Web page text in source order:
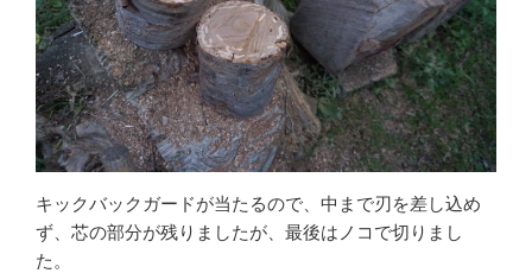
キックバックガードが当たるので、中まで刃を差し込め
ず、芯の部分が残りましたが、最後はノコで切りまし
た。